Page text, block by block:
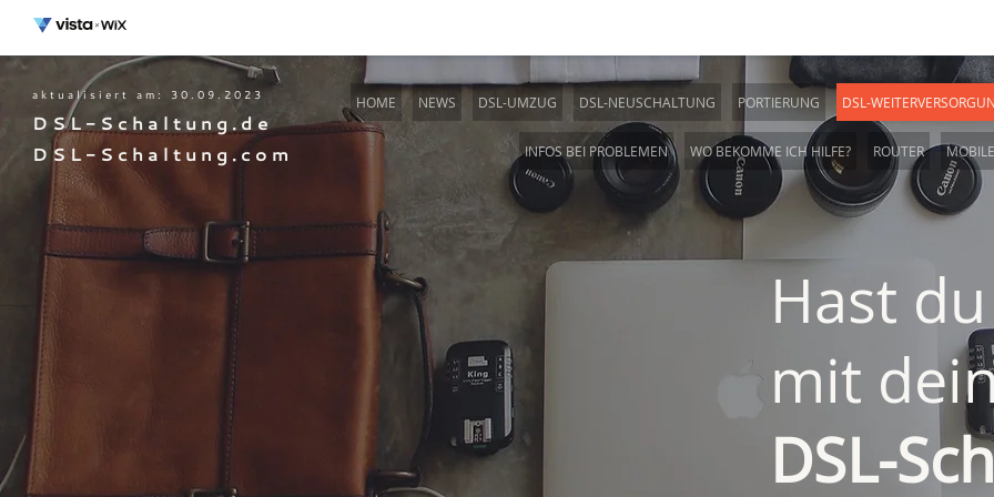
a k t u a l i s i e r t a m : 3 0 . 0 9 . 2 0 2 3
D S L - S c h a l t u n g . d e
D S L - S c h a l t u n g . c o m
HOME NEWS DSL-UMZUG DSL-NEUSCHALTUNG PORTIERUNG DSL-
INFOS BEI PROBLEMEN WO BEKOMME ICH HILFE? ROUTER
Hast
mit
DSL-